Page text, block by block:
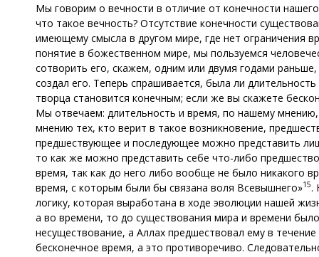
Мы говорим о вечности в отличие от конечности
что такое вечность? Отсутствие конечности
имеющему смысла в другом мире, где нет ограничения
понятие в божественном мире, мы пользуемся
сотворить его, скажем, одним или двумя годами
создал его. Теперь спрашивается, была ли
творца становится конечным; если же вы скажете
Мы отвечаем: длительность и время, по нашему
мнению тех, кто верит в такое возникновение,
предшествующее и последующее можно представить
то как же можно представить себе что-либо
время, так как до него либо вообще не было никакого
время, с которым были бы связана воля Всевышнего»15.
логику, которая выработана в ходе эволюции нашей
а во времени, то до существования мира и времени
несуществование, а Аллах предшествовал ему в
бесконечное время, а это противоречиво.